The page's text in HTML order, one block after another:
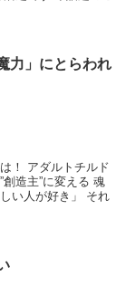
力」にとらわれ
！ アダルトチルド
造主”に変える 魂
い人が好き」 それ